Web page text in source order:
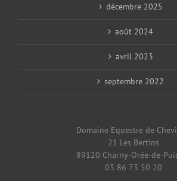
décembre 2025
août 2024
avril 2023
septembre 2022
Domaine Equestre de
21 Les Bertins
89120 Charny-Orée-de-
03 86 73 50 20